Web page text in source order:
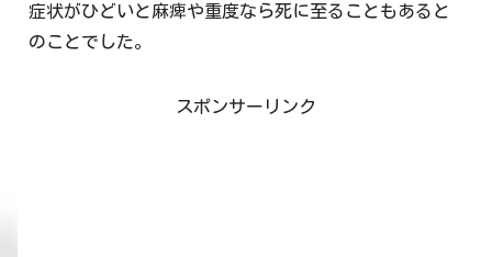
症状がひどいと麻痺や重度なら死に至ることもあると
のことでした。
スポンサーリンク